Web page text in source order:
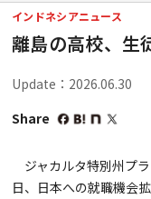
インドネシアニュース
離島の高校、生
Update：2026.06.30
Share
ジャカルタ特別州プ
日、日本への就職機会